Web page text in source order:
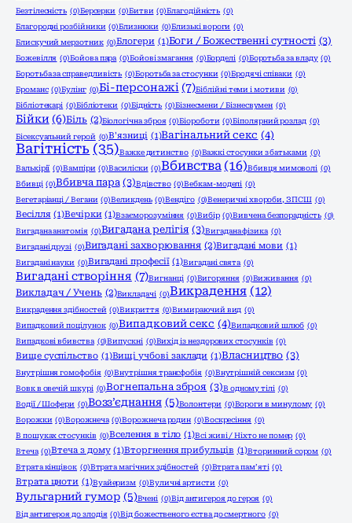
Безтілесність (0)Берсерки (0)Битви (0)Благодійність (0)
Благородні розбійники (0)Близнюки (0)Близькі вороги (0)
Блискучий мерзотник (0)Блогери (1)Боги / Божественні сутності (3)
Божевілля (0)Бойова пара (0)Бойові змагання (0)Борделі (0)Боротьба за владу (0)
Боротьба за справедливість (0)Боротьба за стосунки (0)Бродячі співаки (0)
Броманс (0)Булінг (0)Бі-персонажі (7)Біблійні теми і мотиви (0)
Бібліотекарі (0)Бібліотеки (0)Бідність (0)Бізнесмени / Бізнесвумен (0)
Бійки (6)Біль (2)Біологічна зброя (0)Біороботи (0)Біполярний розлад (0)
Бісексуальний герой (0)В'язниці (1)Вагінальний секс (4)
Вагітність (35)Важке дитинство (0)Важкі стосунки з батьками (0)
Валькірії (0)Вампіри (0)Василіски (0)Вбивства (16)Вбивця мимоволі (0)
Вбивці (0)Вбивча пара (3)Вдівство (0)Вебкам-моделі (0)
Вегетаріанці / Вегани (0)Великдень (0)Вендіго (0)Венеричні хвороби, ЗПСШ (0)
Весілля (1)Вечірки (1)Взаєморозуміння (0)Вибір (0)Вивчена безпорадність (0)
Вигадана анатомія (0)Вигадана релігія (3)Вигадана фізика (0)
Вигадані друзі (0)Вигадані захворювання (2)Вигадані мови (1)
Вигадані науки (0)Вигадані професії (1)Вигадані свята (0)
Вигадані створіння (7)Вигнанці (0)Вигоряння (0)Виживання (0)
Викладач / Учень (2)Викладачі (0)Викрадення (12)
Викрадення здібностей (0)Викриття (0)Вимираючий вид (0)
Випадковий поцілунок (0)Випадковий секс (4)Випадковий шлюб (0)
Випадкові вбивства (0)Випускні (0)Вихід із нездорових стосунків (0)
Вище суспільство (1)Вищі учбові заклади (1)Власництво (3)
Внутрішня гомофобія (0)Внутрішня трансфобія (0)Внутрішній сексизм (0)
Вовк в овечій шкурі (0)Вогнепальна зброя (3)В одному тілі (0)
Водії / Шофери (0)Возз’єднання (5)Волонтери (0)Вороги в минулому (0)
Ворожки (0)Ворожнеча (0)Ворожнеча родин (0)Воскресіння (0)
В пошуках стосунків (0)Вселення в тіло (1)Всі живі / Ніхто не помер (0)
Втеча (0)Втеча з дому (1)Вторгнення прибульців (1)Вторинний сором (0)
Втрата кінцівок (0)Втрата магічних здібностей (0)Втрата пам’яті (0)
Втрата цноти (1)Вуайеризм (0)Вуличні артисти (0)
Вульгарний гумор (5)Вчені (0)Від антигероя до героя (0)
Від антигероя до злодія (0)Від божественого єства до смертного (0)